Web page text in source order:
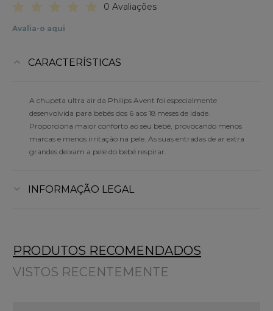
0 Avaliações
Avalia-o aqui
CARACTERÍSTICAS
A chupeta ultra air da Philips Avent foi especialmente
desenvolvida para bebés dos 6 aos 18 meses de idade.
Proporciona maior conforto ao seu bebé, provocando menos
marcas e menos irritação na pele. As suas entradas de ar extra
grandes deixam a pele do bebé respirar.
INFORMAÇÃO LEGAL
PRODUTOS RECOMENDADOS
VISTOS RECENTEMENTE